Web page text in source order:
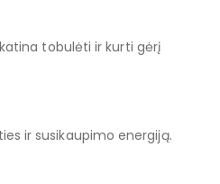
tobulėti ir kurti gėrį
ir susikaupimo energiją.